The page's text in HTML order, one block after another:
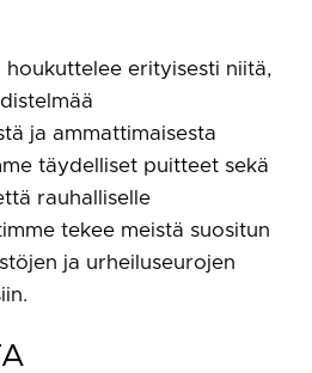
houkuttelee erityisesti niitä,
ja ammattimaisesta
täydelliset puitteet sekä
rauhalliselle
tekee meistä suositun
ja urheiluseurojen